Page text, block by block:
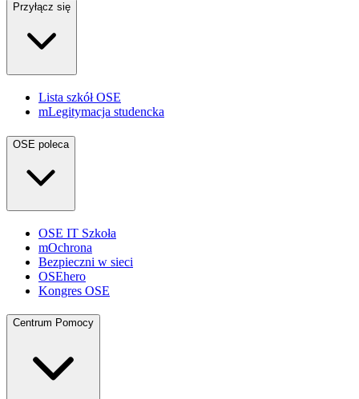
Przyłącz się
Lista szkół OSE
mLegitymacja studencka
OSE poleca
OSE IT Szkoła
mOchrona
Bezpieczni w sieci
OSEhero
Kongres OSE
Centrum Pomocy